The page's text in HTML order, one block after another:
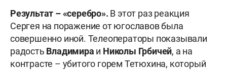
Результат –«серебро». В этот раз реакция
Сергея на поражение от югославов была
совершенно иной. Телеоператоры показывали
радость Владимира и Николы Грбичей, а на
контрасте – убитого горем Тетюхина, который